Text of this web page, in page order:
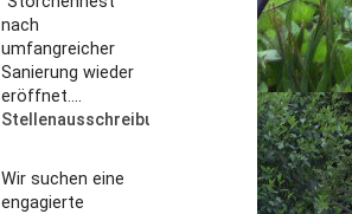
nach
umfangreicher
Sanierung wieder
eröffnet....
Stellenausschreibungen
Wir suchen eine
engagierte